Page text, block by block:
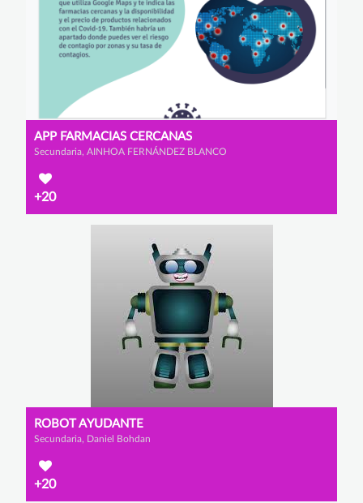
APP FARMACIAS CERCANAS
Secundaria, AINHOA FERNÁNDEZ BLANCO
+20
ROBOT AYUDANTE
Secundaria, Daniel Bohdan
+20